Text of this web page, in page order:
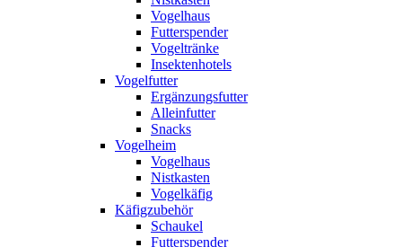
Vogelhaus
Futterspender
Vogeltränke
Insektenhotels
Vogelfutter
Ergänzungsfutter
Alleinfutter
Snacks
Vogelheim
Vogelhaus
Nistkasten
Vogelkäfig
Käfigzubehör
Schaukel
Futterspender